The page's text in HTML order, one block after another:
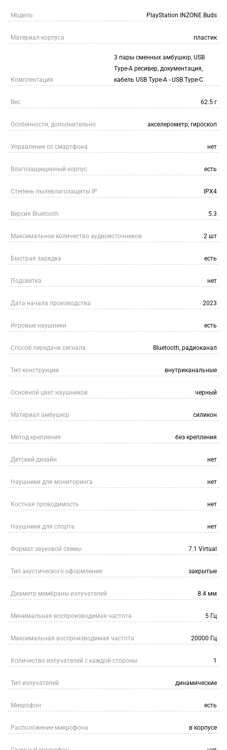
Модель PlayStation INZONE Buds
Материал корпуса пластик
Комплектация
3 пары сменных амбушюр, USB
Type-A ресивер, документация,
кабель USB Type-A - USB Type-C
Вес 62.5 г
Особенности, дополнительно акселерометр, гироскоп
Управление со смартфона нет
Влагозащищенный корпус есть
Степень пылевлагозащиты IP IPX4
Версия Bluetooth 5.3
Максимальное количество аудиоисточников 2 шт
Быстрая зарядка есть
Подсветка нет
Дата начала производства 2023
Игровые наушники есть
Способ передачи сигнала Bluetooth, радиоканал
Тип конструкции внутриканальные
Основной цвет наушников черный
Материал амбушюр силикон
Метод крепления без крепления
Детский дизайн нет
Наушники для мониторинга нет
Костная проводимость нет
Наушники для спорта нет
Формат звуковой схемы 7.1 Virtual
Тип акустического оформления закрытые
Диаметр мембраны излучателей 8.4 мм
Минимальная воспроизводимая частота 5 Гц
Максимальная воспроизводимая частота 20000 Гц
Количество излучателей с каждой стороны 1
Тип излучателей динамические
Микрофон есть
Расположение микрофона в корпусе